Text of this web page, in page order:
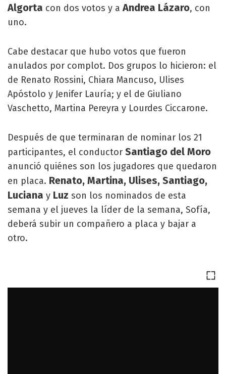
Algorta con dos votos y aAndrea Lázaro, con
uno.
Cabe destacar que hubo votos que fueron
anulados por complot. Dos grupos lo hicieron: el
de Renato Rossini, Chiara Mancuso, Ulises
Apóstolo y Jenifer Lauría; y el de Giuliano
Vaschetto, Martina Pereyra y Lourdes Ciccarone.
Después de que terminaran de nominar los 21
participantes, el conductor Santiago del Moro
anunció quiénes son los jugadores que quedaron
en placa. Renato, Martina, Ulises, Santiago,
Luciana y Luz son los nominados de esta
semana y el jueves la líder de la semana, Sofía,
deberá subir un compañero a placa y bajar a
otro.